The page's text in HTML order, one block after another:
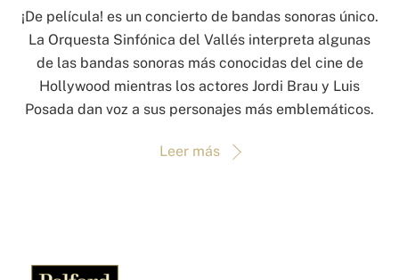
¡De película! es un concierto de bandas sonoras único.
La Orquesta Sinfónica del Vallés interpreta algunas
de las bandas sonoras más conocidas del cine de
Hollywood mientras los actores Jordi Brau y Luis
Posada dan voz a sus personajes más emblemáticos.
Leer más